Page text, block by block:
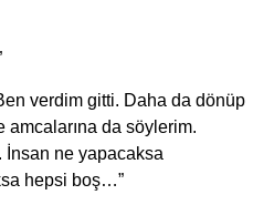
verdim gitti. Daha da dönüp
amcalarına da söylerim.
ne yapacaksa
hepsi boş…”